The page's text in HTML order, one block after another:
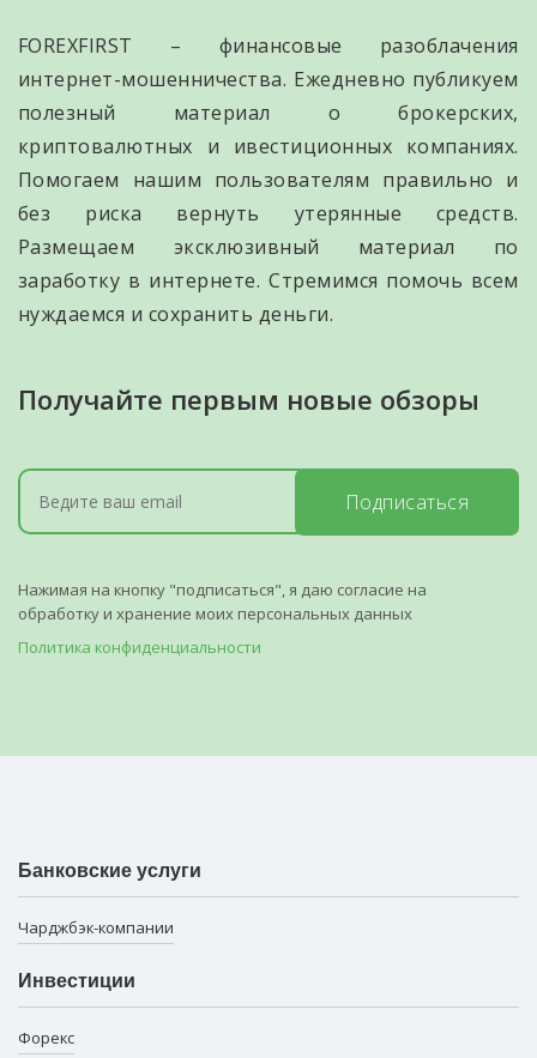
FOREXFIRST – финансовые разоблачения
интернет-мошенничества. Ежедневно публикуем
полезный материал о брокерских,
криптовалютных и ивестиционных компаниях.
Помогаем нашим пользователям правильно и
без риска вернуть утерянные средств.
Размещаем эксклюзивный материал по
заработку в интернете. Стремимся помочь всем
нуждаемся и сохранить деньги.
Получайте первым новые обзоры
Подписаться
Нажимая на кнопку "подписаться", я даю согласие на
обработку и хранение моих персональных данных
Политика конфиденциальности
Банковские услуги
Чарджбэк-компании
Инвестиции
Форекс